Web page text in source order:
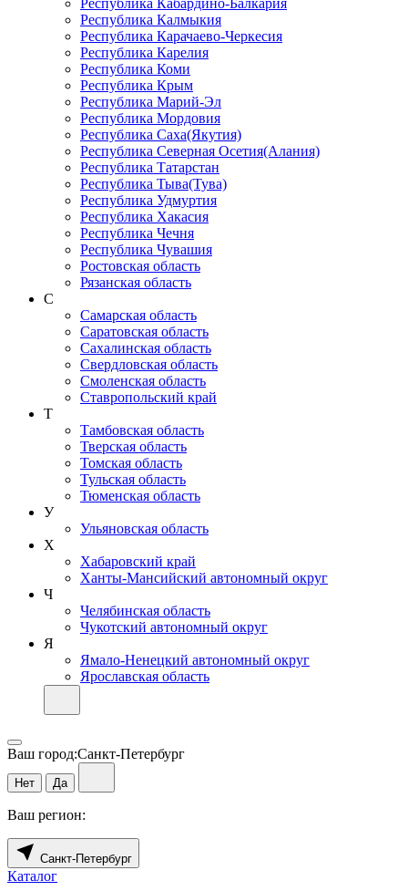
Республика Калмыкия
Республика Карачаево-Черкеcия
Республика Карелия
Республика Коми
Республика Крым
Республика Марий-Эл
Республика Мордовия
Республика Саха(Якутия)
Республика Северная Осетия(Алания)
Республика Татарстан
Республика Тыва(Тува)
Республика Удмуртия
Республика Хакасия
Республика Чечня
Республика Чувашия
Ростовская область
Рязанская область
С
Самарская область
Саратовская область
Сахалинская область
Свердловская область
Смоленская область
Ставропольский край
Т
Тамбовская область
Тверская область
Томская область
Тульская область
Тюменская область
У
Ульяновская область
Х
Хабаровский край
Ханты-Мансийский автономный округ
Ч
Челябинская область
Чукотский автономный округ
Я
Ямало-Ненецкий автономный округ
Ярославская область
Ваш город:Санкт-Петербург
Нет Да
Ваш регион:
Санкт-Петербург
Каталог